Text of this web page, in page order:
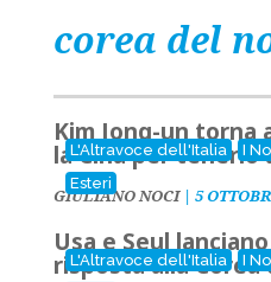
corea del
L'Altravoce dell'Italia
I
Esteri
Kim Jong-un torna
la Cina per tenerlo
GIULIANO NOCI| 5
L'Altravoce dell'Italia
I
Usa e Seul
risposta alla Corea